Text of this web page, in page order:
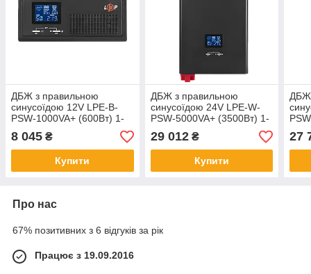
ДБЖ з правильною
синусоїдою 12V LPE-B-
PSW-1000VA+ (600Вт) 1-
25A
8 045 ₴
Купити
ДБЖ з правильною
синусоїдою 24V LPE-W-
PSW-5000VA+ (3500Вт) 1-
50A
29 012₴
Купити
ДБЖ
60A
27
Про нас
67% позитивних з 6 відгуків за рік
Працює з 19.09.2016